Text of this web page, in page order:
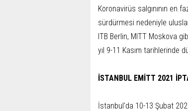
Koronavirüs salgınının en
sürdürmesi nedeniyle
ITB Berlin, MITT Moskova
yıl 9-11 Kasım tarihlerinde
İSTANBUL EMİTT 2021
İstanbul'da 10-13 Şubat